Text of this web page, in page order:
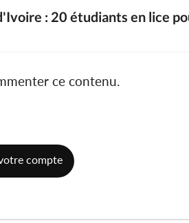
: 20 étudiants en lice
ce contenu.
compte